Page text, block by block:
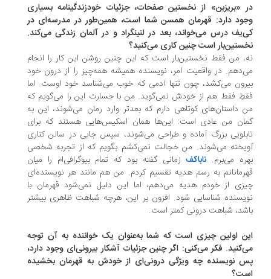
«بریزبن» از نخستین صفحات، جزئیات خودزندگینامه بسیاری
دارد: قهرمان همسن شما است، همین‌طور در مدرسه‌ای در
درس می‌خواند، بعد در لنینگراد و در آلمان زندگی می‌کند.
است چنین کاری می‌کنید؟
من فقط نخستین‌بار است که این چنین روشن این کار را انجام
در واقعیت امر، نویسنده همیشه همه‌چیز را از درون خود
می‌کشد، چون تنها آدمی که خوب می‌شناسد خود اوست. اما
فقط هم از خودش نمی‌گوید. من با جسارت این را می‌گویم که
داستان‌های کوتاهی دارم که بعدتر وارد رمان می‌شوند، این به
من عادی است: این‌ها همان اسکیس‌هایی هستند که برای
بزرگ آماده و طراحی می‌شوند، سپس جایی در سالن کناری
می‌شوند. من خجالت نمی‌کشم بگویم که از تجربه شخصی
می‌برم.ناباکف زمانی گفته بود که تمام بیوگرافی‌ام را میان
به رسم هدیه تقسیم کردم. من هم مانند هر نویسنده‌ای
از خودم هدیه می‌دهم، اما این دلیل نمی‌شود قهرمان با
شناسایی شود. افزون بر این، هرچه شباهت ظاهری بیشتر
شباهت درونی کمتر است.
اولین چیزی است که شما به‌عنوان یک خواننده به آن توجه
فکر می‌کنی: اگر چنین جزئیات آشکار بیرونی‌ای وجود دارد،
نویسنده چه ویژگی درونی‌ای از خودش به قهرمان بخشیده